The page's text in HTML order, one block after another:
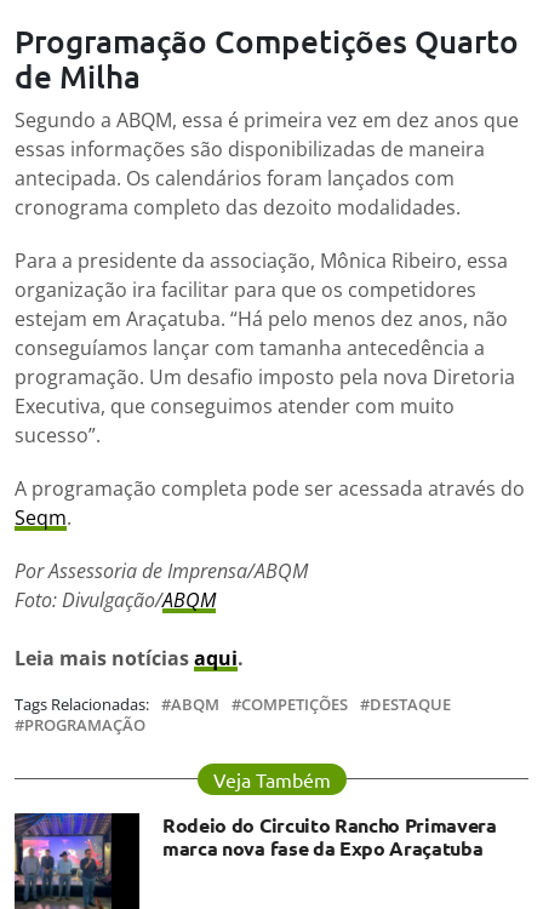
Programação Competições Quarto
de Milha
Segundo a ABQM, essa é primeira vez em dez anos que
essas informações são disponibilizadas de maneira
antecipada. Os calendários foram lançados com
cronograma completo das dezoito modalidades.
Para a presidente da associação, Mônica Ribeiro, essa
organização ira facilitar para que os competidores
estejam em Araçatuba. “Há pelo menos dez anos, não
conseguíamos lançar com tamanha antecedência a
programação. Um desafio imposto pela nova Diretoria
Executiva, que conseguimos atender com muito
sucesso”.
A programação completa pode ser acessada através do
Seqm.
Por Assessoria de Imprensa/ABQM
Foto: Divulgação/ABQM
Leia mais notíciasaqui.
Tags Relacionadas: ABQM COMPETIÇÕES
DESTAQUE
PROGRAMAÇÃO
Veja Também
Rodeio do Circuito Rancho Primavera
marca nova fase da Expo Araçatuba